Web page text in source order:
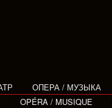
ОПЕРА / МУЗЫКА
OPÉRA / MUSIQUE